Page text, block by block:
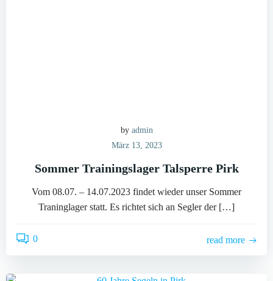
by admin
März 13, 2023
Sommer Trainingslager Talsperre Pirk
Vom 08.07. – 14.07.2023 findet wieder unser Sommer
Traninglager statt. Es richtet sich an Segler der […]
0 read more